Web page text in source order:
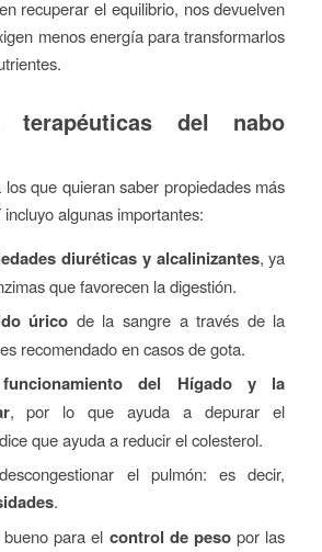
recuperar el equilibrio, nos devuelven
menos energía para transformarlos
terapéuticas del nabo
que quieran saber propiedades más
incluyo algunas importantes:
diuréticas y alcalinizantes, ya
que favorecen la digestión.
úrico de la sangre a través de la
recomendado en casos de gota.
del Hígado y la
, por lo que ayuda a depurar el
que ayuda a reducir el colesterol.
el pulmón: es decir,
.
para el control de peso por las